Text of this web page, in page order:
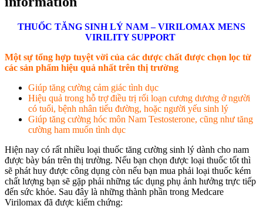
THUỐC TĂNG SINH LÝ NAM – VIRILOMAX MENS
VIRILITY SUPPORT
Một sự tổng hợp tuyệt vời của các dược chất được chọn lọc từ
các sản phẩm hiệu quả nhất trên thị trường
Giúp tăng cường cảm giác tình dục
Hiệu quả trong hỗ trợ điều trị rối loạn cương dương ở người
có tuổi, bệnh nhân tiểu đường, hoặc người yếu sinh lý
Giúp tăng cường hóc môn Nam Testosterone, cũng như tăng
cường ham muốn tình dục
Hiện nay có rất nhiều loại thuốc tăng cường sinh lý dành cho nam
được bày bán trên thị trường. Nếu bạn chọn được loại thuốc tốt thì
sẽ phát huy được công dụng còn nếu bạn mua phải loại thuốc kém
chất lượng bạn sẽ gặp phải những tác dụng phụ ảnh hưởng trực tiếp
đến sức khỏe. Sau đây là những thành phần trong Medcare
Virilomax đã được kiểm chứng: